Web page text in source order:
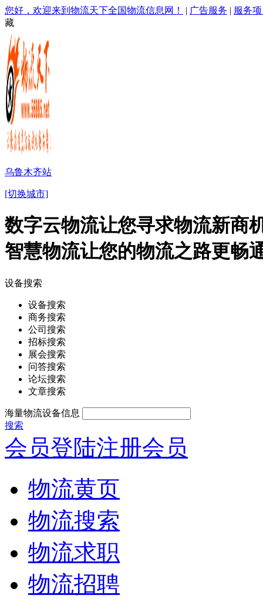
您好，欢迎来到物流天下全国物流信息网！ | 广告服务 | 服务
藏
乌鲁木齐站
[切换城市]
数字云物流让您寻求物流新商
智慧物流让您的物流之路更畅
设备搜索
设备搜索
商务搜索
公司搜索
招标搜索
展会搜索
问答搜索
论坛搜索
文章搜索
海量物流设备信息
搜索
会员登陆注册会员
物流黄页
物流搜索
物流求职
物流招聘